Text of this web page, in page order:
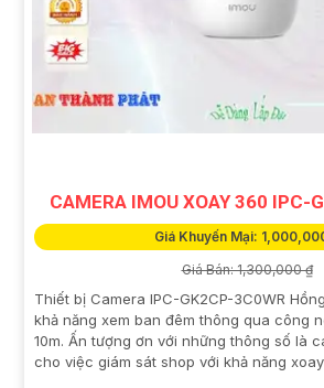
CAMERA IMOU XOAY 360 IPC-
Giá Khuyến Mại:
Giá Bán: 1,300,000 ₫
Thiết bị Camera IPC-GK2CP-3C0WR
khả năng xem ban đêm thông qua công
10m. Ấn tượng ơn với những thông số là
cho việc giám sát shop với khả năng